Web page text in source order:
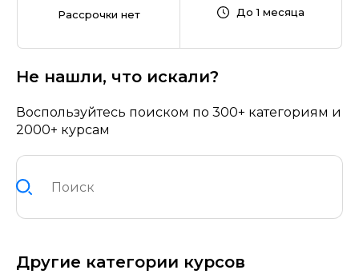
Рассрочки нет
До 1 месяца
Не нашли, что искали?
Воспользуйтесь поиском по 300+ категориям и
2000+ курсам
Другие категории курсов